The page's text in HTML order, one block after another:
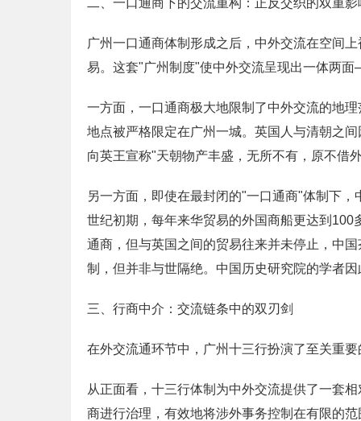
二、一口通商下的交流重构：正反交织的双重影
广州一口通商体制形成之后，中外交流在空间
易。这套"广州制度"使中外交流呈现出一体两
一方面，一口通商极大地限制了中外交流的地
地点被严格限定在广州一城。英国人与清朝之
向英王宣称"天朝物产丰盛，无所不有，原不借
另一方面，即使在最封闭的"一口通商"体制下
世纪初期，每年来华贸易的外国商船更达到
通商，但与英国之间的贸易往来并未停止，中
制，但并非与世隔绝。中国历史研究院的学者
三、行商中介：交流链条中的双刃剑
在外交流通环节中，广州十三行扮演了至关重
从正面看，十三行体制为中外交流提供了一套
商进行治理，有效地将涉外事务控制在有限的